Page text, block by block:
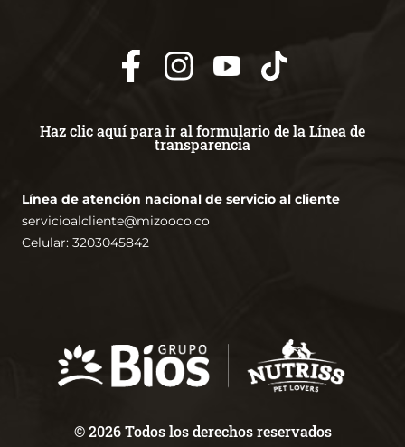
Haz clic aquí para ir al formulario de la Línea de
transparencia
Línea de atención nacional de servicio al cliente
servicioalcliente@mizooco.co
Celular: 3203045842
© 2026 Todos los derechos reservados